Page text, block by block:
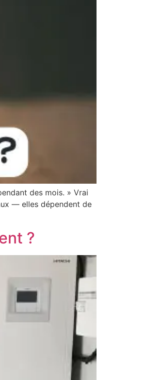
des mois. » Vrai
— elles dépendent de
?